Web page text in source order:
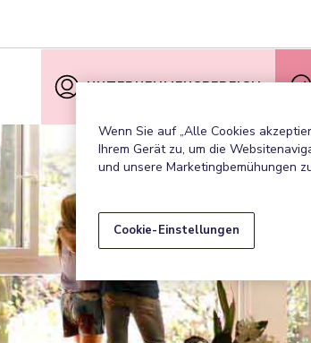
UNTERNEHMENSBEREICH
Wenn Sie auf „Alle Cookies
Ihrem Gerät zu, um die
und unsere Marketingbemühungen
Cookie-Einstellungen